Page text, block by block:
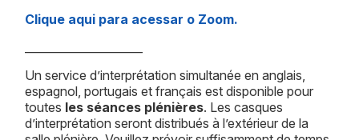
Clique aqui para acessar o Zoom.
Un service d’interprétation simultanée en anglais,
espagnol, portugais et français est disponible pour
toutes les séances plénières. Les casques
d’interprétation seront distribués à l’extérieur de la